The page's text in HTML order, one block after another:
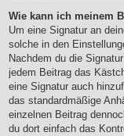
Wie kann ich meinem
Um eine Signatur an
solche in den
Nachdem du die
jedem Beitrag das
eine Signatur auch
das standardmäßige
einzelnen Beitrag
du dort einfach das